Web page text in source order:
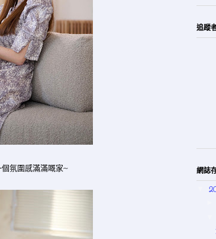
氛圍感滿滿嘅家~
追蹤
網誌